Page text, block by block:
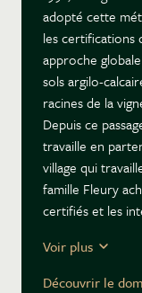
adopté cette
les certifications
approche
sols argilo-
racines de la
Depuis ce
travaille en
village qui
famille Fleury
certifiés et les
possède le statut
biodynamie (NM).
Voir plus
Découvrir le